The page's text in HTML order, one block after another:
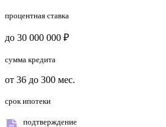
процентная ставка
до 30 000 000 ₽
сумма кредита
от 36 до 300 мес.
срок ипотеки
подтверждение